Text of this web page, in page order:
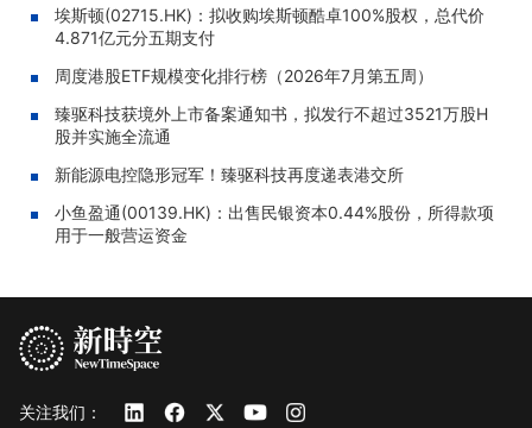
埃斯顿(02715.HK)：拟收购埃斯顿酷卓100%股权，总代价
4.871亿元分五期支付
周度港股ETF规模变化排行榜（2026年7月第五周）
臻驱科技获境外上市备案通知书，拟发行不超过3521万股H
股并实施全流通
新能源电控隐形冠军！臻驱科技再度递表港交所
小鱼盈通(00139.HK)：出售民银资本0.44%股份，所得款项
用于一般营运资金
关注我们：